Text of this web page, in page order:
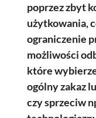
poprzez zbyt
użytkowania,
ograniczenie
możliwości
które
ogólny zakaz
czy sprzeciw